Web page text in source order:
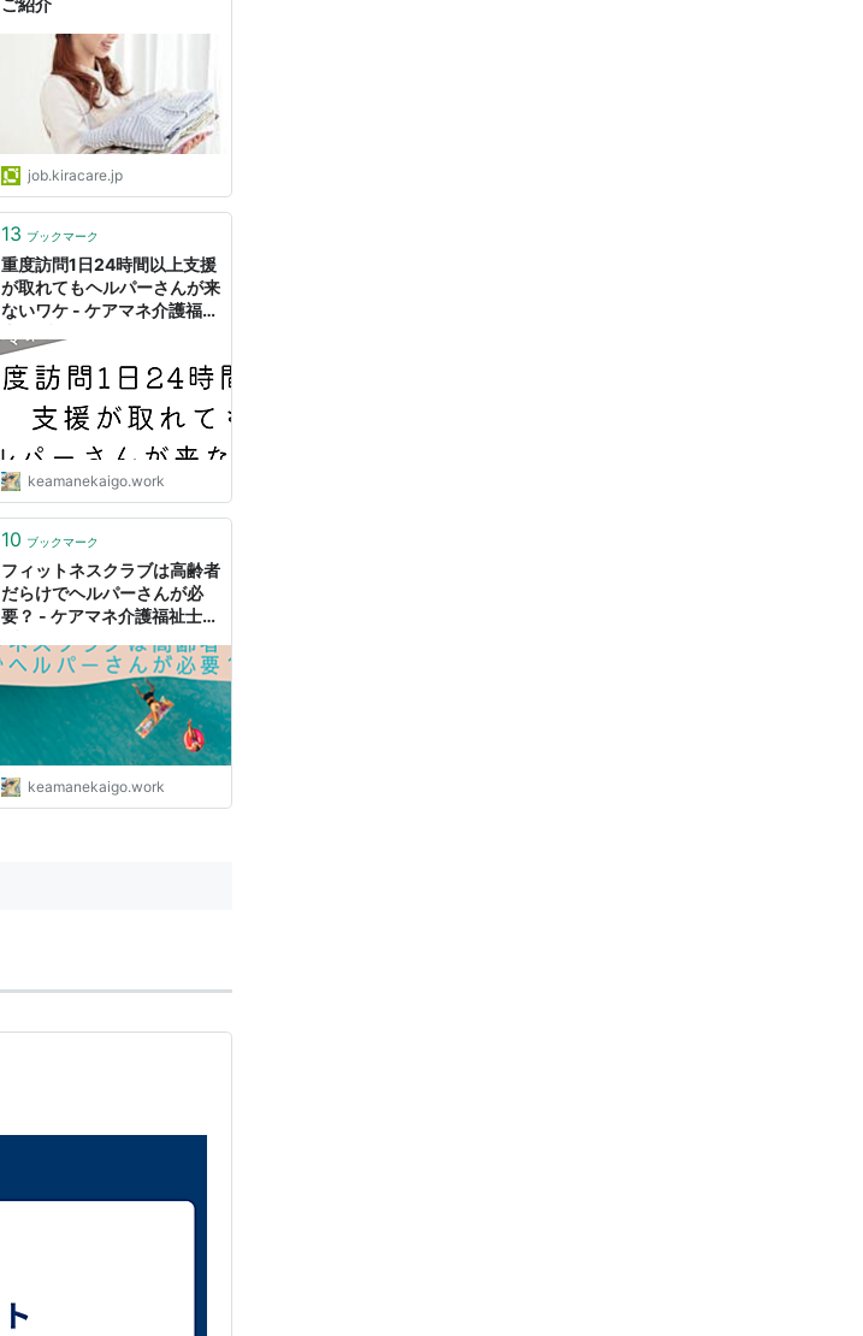
job.kiracare.jp
13 ブックマーク
重度訪問1日24時間以上支援
が取れてもヘルパーさんが来
ないワケ - ケアマネ介護福祉
keamanekaigo.work
10 ブックマーク
フィットネスクラブは高齢者
だらけでヘルパーさんが必
要？ - ケアマネ介護福祉士の
keamanekaigo.work